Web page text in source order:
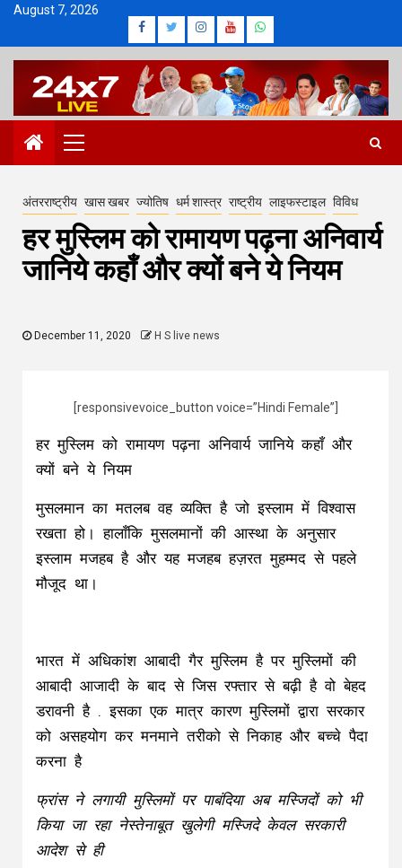
Skip
content
August 7, 2026
Facebook
Twitter
Instagram
Youtube
Whatsapp
Primary
Menu
अंतरराष्ट्रीय खास खबर ज्योतिष धर्म शास्त्र राष्ट्रीय लाइफस्टाइल विविध
हर मुस्लिम को रामायण पढ़ना अनिवार्य
जानिये कहाँ और क्यों बने ये नियम
December 11, 2020 H S live news
[responsivevoice_button voice=”Hindi Female”]
हर मुस्लिम को रामायण पढ़ना अनिवार्य जानिये कहाँ और
क्यों बने ये नियम
मुसलमान का मतलब वह व्यक्ति है जो इस्लाम में विश्वास
रखता हो। हालाँकि मुसलमानों की आस्था के अनुसार
इस्लाम मजहब है और यह मजहब हज़रत मुहम्मद से पहले
मौजूद था।
भारत में अधिकांश आबादी गैर मुस्लिम है पर मुस्लिमों की
आबादी आजादी के बाद से जिस रफ्तार से बढ़ी है वो बेहद
डरावनी है . इसका एक मात्र कारण मुस्लिमों द्वारा सरकार
को असहयोग कर मनमाने तरीको से निकाह और बच्चे पैदा
करना है
फ्रांस ने लगायी मुस्लिमों पर पाबंदिया अब मस्जिदों को भी
किया जा रहा नेस्तेनाबूत खुलेगी मस्जिदे केवल सरकारी
आदेश से ही